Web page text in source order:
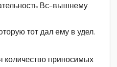
Вс-вышнему
тот дал ему в удел.
количество приносимых